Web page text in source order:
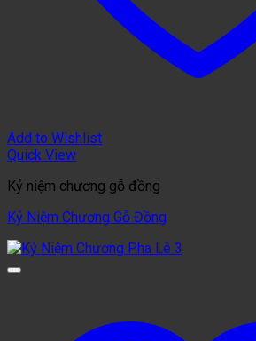
Add to Wishlist
Quick View
Kỷ niệm chương gỗ đồng
Kỷ Niệm Chương Gỗ Đồng